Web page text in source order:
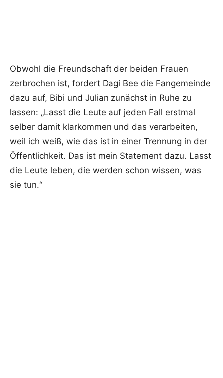
Obwohl die Freundschaft der beiden Frauen
zerbrochen ist, fordert Dagi Bee die Fangemeinde
dazu auf, Bibi und Julian zunächst in Ruhe zu
lassen: „Lasst die Leute auf jeden Fall erstmal
selber damit klarkommen und das verarbeiten,
weil ich weiß, wie das ist in einer Trennung in der
Öffentlichkeit. Das ist mein Statement dazu. Lasst
die Leute leben, die werden schon wissen, was
sie tun.“